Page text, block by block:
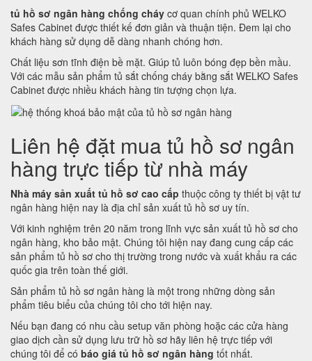
tủ hồ sơ ngân hàng chống cháy cơ quan chính phủ WELKO
Safes Cabinet được thiết kế đơn giản và thuận tiện. Đem lại cho
khách hàng sử dụng dễ dàng nhanh chóng hơn.
Chất liệu sơn tĩnh điện bề mặt. Giúp tủ luôn bóng đẹp bền mầu.
Với các mẫu sản phẩm tủ sắt chống cháy bằng sắt WELKO Safes
Cabinet được nhiều khách hàng tin tượng chọn lựa.
Liên hệ đặt mua tủ hồ sơ ngân
hàng trực tiếp từ nhà máy
Nhà máy sản xuất tủ hồ sơ cao cấp thuộc công ty thiết bị vật tư
ngân hàng hiện nay là địa chỉ sản xuất tủ hồ sơ uy tín.
Với kinh nghiệm trên 20 năm trong lĩnh vực sản xuất tủ hồ sơ cho
ngân hàng, kho bảo mật. Chúng tôi hiện nay đang cung cấp các
sản phẩm tủ hồ sơ cho thị trường trong nước và xuất khẩu ra các
quốc gia trên toàn thế giới.
Sản phẩm tủ hồ sơ ngân hàng là một trong những dòng sản
phẩm tiêu biểu của chúng tôi cho tới hiện nay.
Nếu bạn đang có nhu cầu setup văn phòng hoặc các cửa hàng
giao dịch cần sử dụng lưu trữ hồ sơ hãy liên hệ trực tiếp với
chúng tôi để có báo giá tủ hồ sơ ngân hàng tốt nhất.